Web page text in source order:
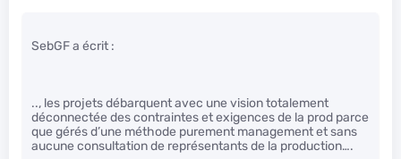
SebGF a écrit :
.., les projets débarquent avec une vision totalement
déconnectée des contraintes et exigences de la prod parce
que gérés d’une méthode purement management et sans
aucune consultation de représentants de la production….